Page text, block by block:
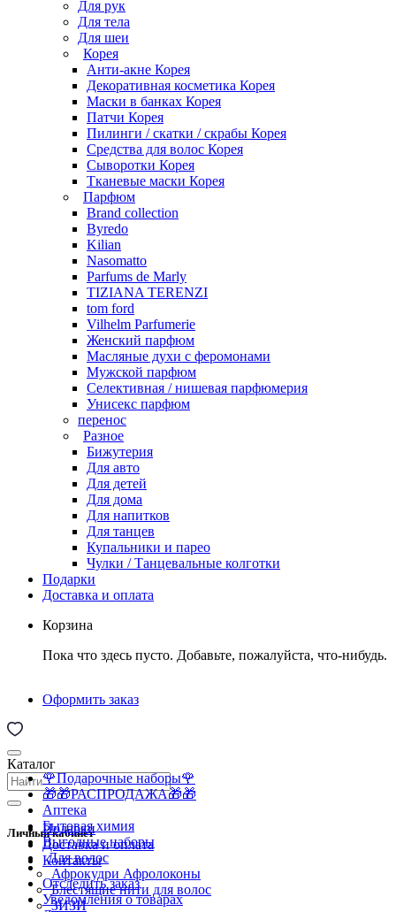
Для рук
Для тела
Для шеи
Корея
Анти-акне Корея
Декоративная косметика Корея
Маски в банках Корея
Патчи Корея
Пилинги / скатки / скрабы Корея
Средства для волос Корея
Сыворотки Корея
Тканевые маски Корея
Парфюм
Brand collection
Byredo
Kilian
Nasomatto
Parfums de Marly
TIZIANA TERENZI
tom ford
Vilhelm Parfumerie
Женский парфюм
Масляные духи с феромонами
Мужской парфюм
Селективная / нишевая парфюмерия
Унисекс парфюм
перенос
Разное
Бижутерия
Для авто
Для детей
Для дома
Для напитков
Для танцев
Купальники и парео
Чулки / Танцевальные колготки
Подарки
Доставка и оплата
Корзина
Пока что здесь пусто. Добавьте, пожалуйста, что-нибудь.
Оформить заказ
🌹Подарочные наборы🌹
🎁🎁РАСПРОДАЖА🎁🎁
Аптека
Бытовая химия
Выгодные наборы
Для волос
Афрокудри Афролоконы
Блестящие нити для волос
ЗИЗИ
Каталог
Подарки
Доставка и оплата
Контакты
Личный кабинет
Отследить заказ
Уведомления о товарах